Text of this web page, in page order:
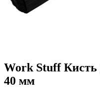
Work Stuff Кисть
40 мм